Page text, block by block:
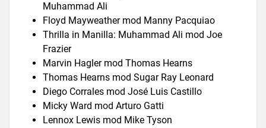
Muhammad Ali
Floyd Mayweather mod Manny Pacquiao
Thrilla in Manilla: Muhammad Ali mod Joe
Frazier
Marvin Hagler mod Thomas Hearns
Thomas Hearns mod Sugar Ray Leonard
Diego Corrales mod José Luis Castillo
Micky Ward mod Arturo Gatti
Lennox Lewis mod Mike Tyson